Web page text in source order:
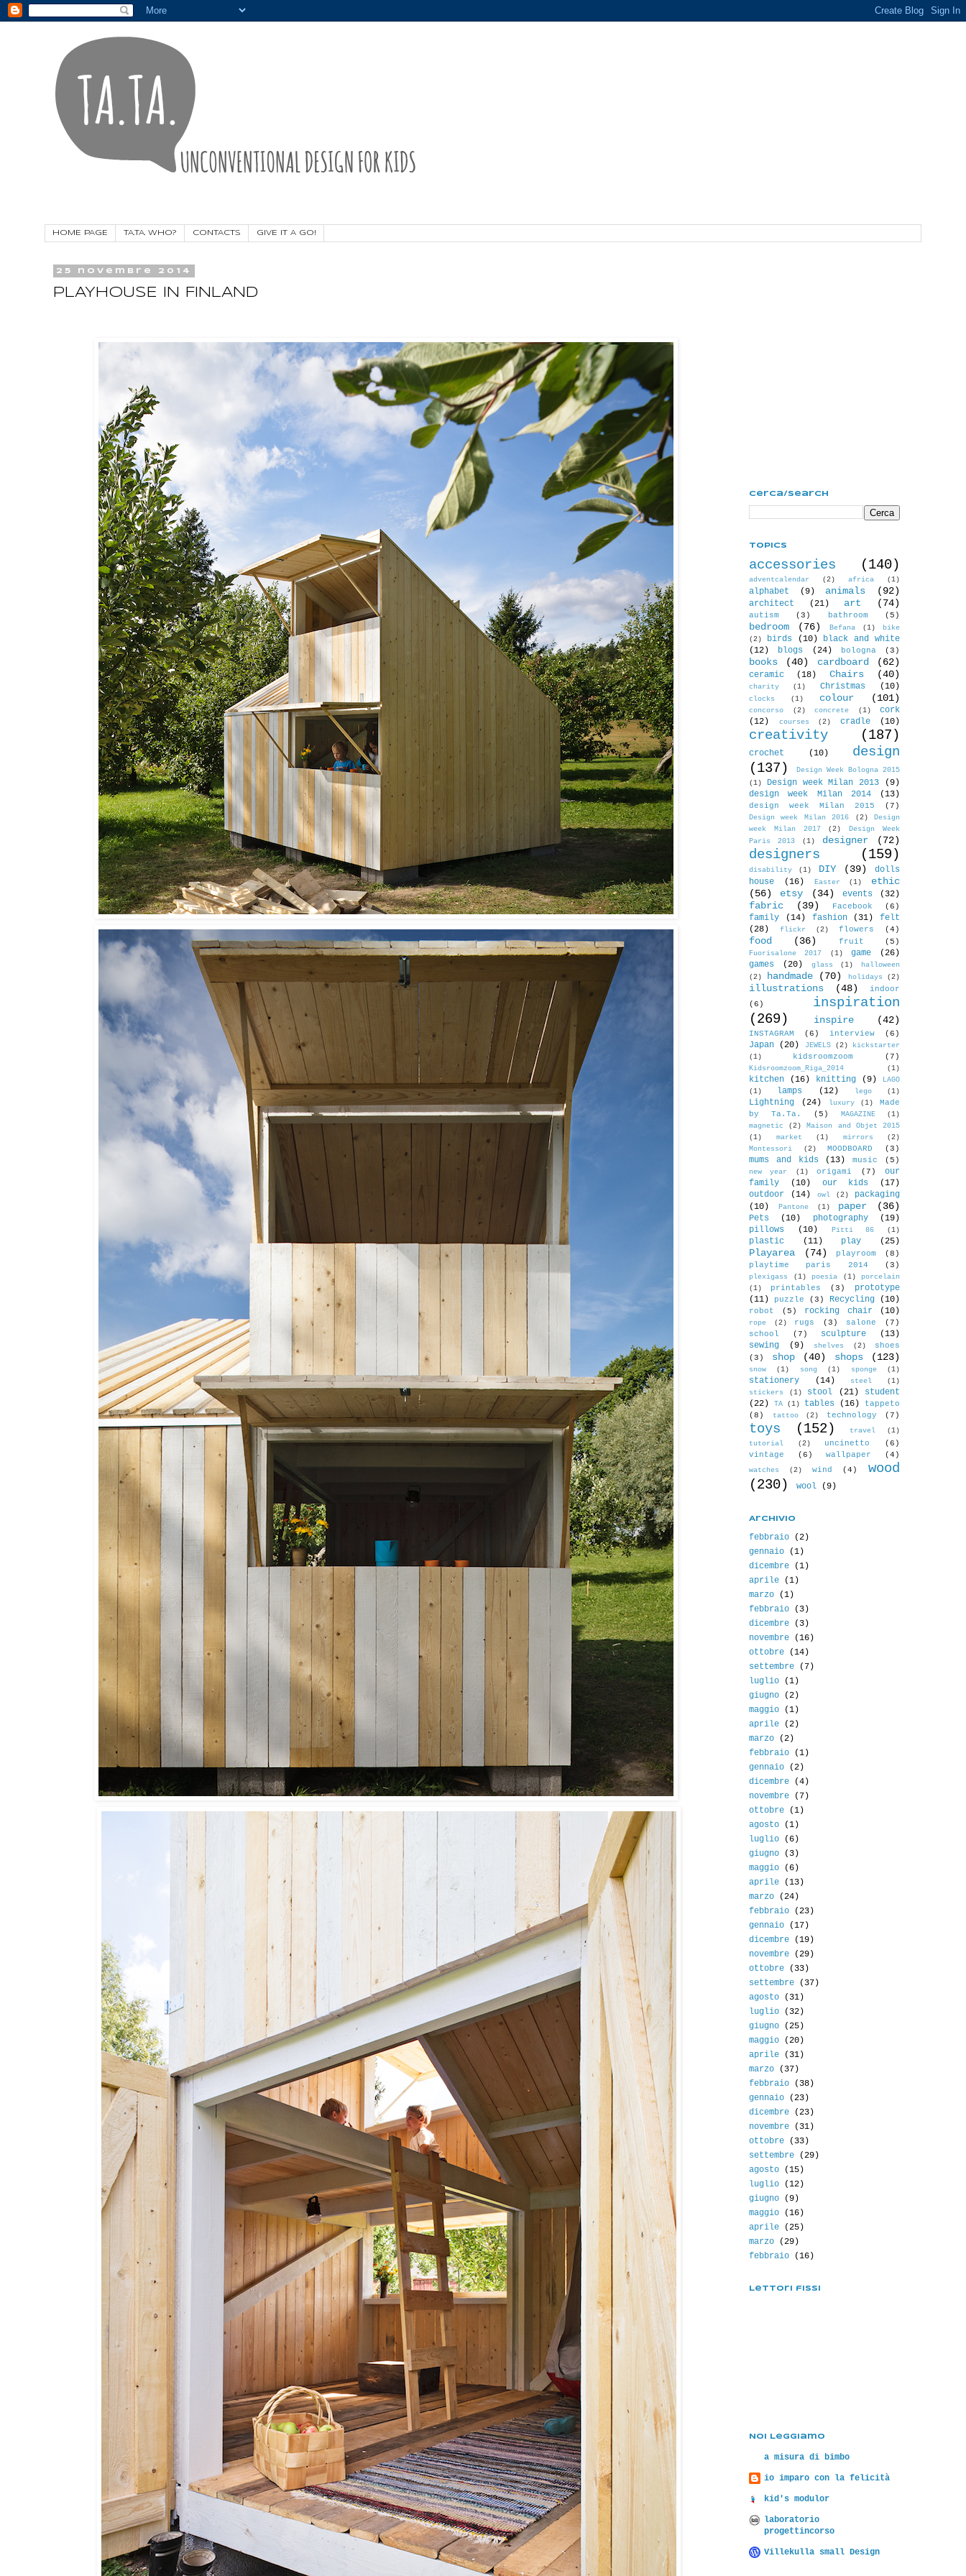
HOME PAGE TA.TA. WHO? CONTACTS GIVE IT A GO!
25 novembre 2014
PLAYHOUSE IN FINLAND
Cerca/Search
Topics
accessories (140)
adventcalendar (2) africa (1)
alphabet (9) animals (92)
architect (21) art (74)
autism (3) bathroom (5)
bedroom (76) Befana (1)
bike
(2)
birds (10)
black and white
(12)
blogs (24) bologna (3)
books (40) cardboard (62)
ceramic (18) Chairs (40)
charity (1) Christmas (10)
clocks (1) colour (101)
concorso (2) concrete (1)
cork
(12)
courses (2) cradle (10)
creativity (187)
crochet (10)
design
(137)
Design Week Bologna 2015
(1)
Design week Milan 2013
(9)
design week Milan 2014
(13)
design week Milan 2015 (7)
Design week Milan 2016 (2)
Design
week Milan 2017
(2)
Design Week
Paris 2013
(1) designer (72)
designers (159)
disability (1) DIY (39)
dolls
house
(16) Easter (1)
ethic
(56)
etsy (34) events (32)
fabric (39) Facebook (6)
family (14) fashion (31)
felt
(28)
flickr (2) flowers (4)
food (36) fruit (5)
Fuorisalone 2017 (1) game
(26)
games
(20) glass (1)
halloween
(2)
handmade (70) holidays (2)
illustrations (48)
indoor
(6)
inspiration
(269)
inspire (42)
INSTAGRAM (6) interview (6)
Japan (20) JEWELS (2)
kickstarter
(1)
kidsroomzoom (7)
Kidsroomzoom_Riga_2014 (1)
kitchen (16) knitting (9)
LAGO
(1)
lamps (12) lego (1)
Lightning (24) luxury (1)
Made
by Ta.Ta.
(5) MAGAZINE
(1)
magnetic
(2)
Maison and Objet 2015
(1)
market (1) mirrors
(2)
Montessori
(2) MOODBOARD (3)
mums and kids (13) music (5)
new year (1) origami (7)
our
family
(10) our kids
(17)
outdoor
(14) owl (2)
packaging
(10)
Pantone (1) paper (36)
Pets (10) photography
(19)
pillows
(10) Pitti 86 (1)
plastic (11) play (25)
Playarea (74) playroom
(8)
playtime paris 2014
(3)
plexigass (1) poesia (1)
porcelain
(1)
printables (3)
prototype
(11)
puzzle (3) Recycling (10)
robot (5) rocking chair (10)
rope (2) rugs (3) salone
(7)
school
(7) sculpture
(13)
sewing
(9) shelves (2)
shoes
(3)
shop (40) shops (123)
snow (1) song (1) sponge (1)
stationery (14) steel
(1)
stickers
(1) stool (21)
student
(22)
TA (1) tables (16)
tappeto
(8)
tattoo (2) technology (7)
toys (152) travel
(1)
tutorial
(2) uncinetto
(6)
vintage
(6) wallpaper (4)
watches (2) wind (4)
wood
(230)
wool (9)
Archivio
febbraio (2)
gennaio (1)
dicembre (1)
aprile (1)
marzo (1)
febbraio (3)
dicembre (3)
novembre (16)
ottobre (14)
settembre (7)
luglio (1)
giugno (2)
maggio (1)
aprile (2)
marzo (2)
febbraio (1)
gennaio (2)
dicembre (4)
novembre (7)
ottobre (1)
agosto (1)
luglio (6)
giugno (3)
maggio (6)
aprile (13)
marzo (24)
febbraio (23)
gennaio (17)
dicembre (19)
novembre (29)
ottobre (33)
settembre (37)
agosto (31)
luglio (32)
giugno (25)
maggio (20)
aprile (31)
marzo (37)
febbraio (38)
gennaio (23)
dicembre (23)
novembre (31)
ottobre (33)
settembre (29)
agosto (15)
luglio (12)
giugno (9)
maggio (16)
aprile (25)
marzo (29)
febbraio (16)
Lettori fissi
Noi Leggiamo
a misura di bimbo
io imparo con la felicità
kid's modulor
laboratorio
progettincorso
Villekulla small Design